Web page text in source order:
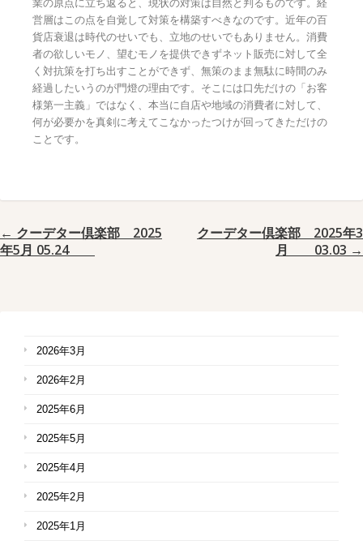
業の原点に立ち返ると、現状の対策は自然と判るものです。経
営層はこの点を自覚して対策を構築すべきなのです。近年の百
貨店衰退は時代のせいでも、立地のせいでもありません。消費
者の欲しいモノ、望むモノを提供できずネット販売に対して全
く対抗策を打ち出すことができず、無策のまま無駄に時間のみ
経過したいうのが門燈の理由です。そこには口先だけの「お客
様第一主義」ではなく、本当に自店や地域の消費者に対して、
何が必要かを真剣に考えてこなかったつけが回ってきただけの
ことです。
クーデター倶楽部 2025年3
月 03.03 →
← クーデター倶楽部 2025
年5月 05.24
2026年3月
2026年2月
2025年6月
2025年5月
2025年4月
2025年2月
2025年1月